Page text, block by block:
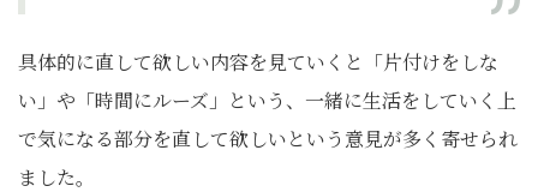
具体的に直して欲しい内容を見ていくと「片付けをしな
い」や「時間にルーズ」という、一緒に生活をしていく上
で気になる部分を直して欲しいという意見が多く寄せられ
ました。